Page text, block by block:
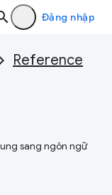
Đăng nhập
Reference
sang ngôn ngữ